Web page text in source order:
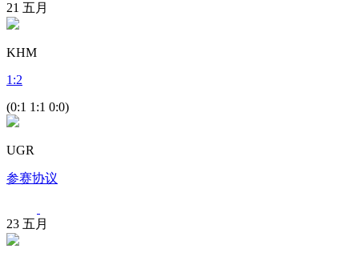
21 五月
KHM
1 :2
(0:1 1:1 0:0)
UGR
参赛协议
23 五月